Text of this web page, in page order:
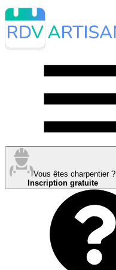
Vous êtes charpentier ?
Inscription gratuite